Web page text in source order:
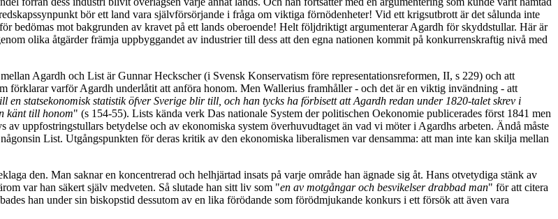
bör ett land vara självförsörjande i fråga om viktiga förnödenheter! Vid ett krigsutbrott är det sålunda inte
bedömas mot bakgrunden av kravet på ett lands oberoende! Helt följdriktigt argumenterar Agardh för skyddstullar. Här är
olika åtgärder främja uppbyggandet av industrier till dess att den egna nationen kommit på konkurrenskraftig nivå med
Agardh och List är Gunnar Heckscher (i Svensk Konservatism före representationsreformen, II, s 229) och att
förklarar varför Agardh underlåtit att anföra honom. Men Wallerius framhåller - och det är en viktig invändning - att
statsekonomisk statistik öfver Sverige blir till, och han tycks ha förbisett att Agardh redan under 1820-talet skrev i
känt till honom" (s 154-55). Lists kända verk Das nationale System der politischen Oekonomie publicerades först 1841 men
av uppfostringstullars betydelse och av ekonomiska system överhuvudtaget än vad vi möter i Agardhs arbeten. Ändå måste
List. Utgångspunkten för deras kritik av den ekonomiska liberalismen var densamma: att man inte kan skilja mellan
den. Man saknar en koncentrerad och helhjärtad insats på varje område han ägnade sig åt. Hans otvetydiga stänk av
var han säkert själv medveten. Så slutade han sitt liv som "en av motgångar och besvikelser drabbad man" för att citera
han under sin biskopstid dessutom av en lika förödande som förödmjukande konkurs i ett försök att även vara